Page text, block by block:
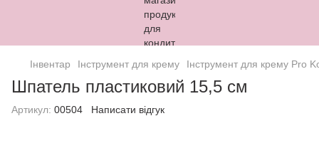
Інвентар Інструмент для крему Інструмент для крему Pro
Шпатель пластиковий 15,5 см
Артикул: 00504 Написати відгук